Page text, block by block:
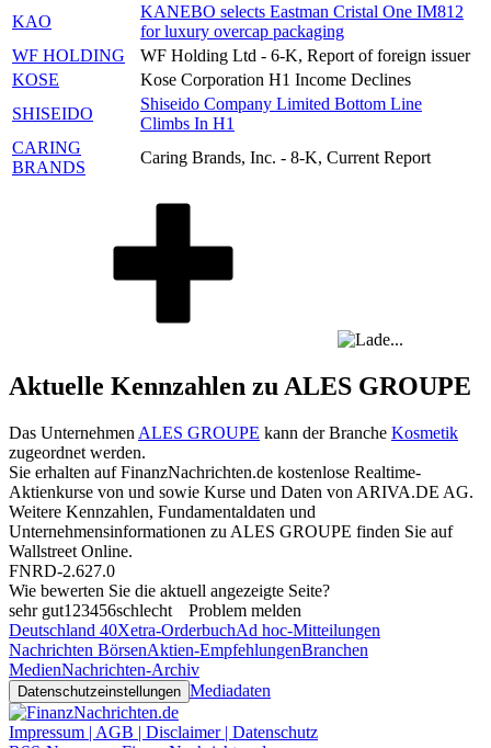
KAO
KANEBO selects Eastman Cristal One IM812
for luxury overcap packaging
WF HOLDING
WF Holding Ltd - 6-K, Report of foreign issuer
KOSE
Kose Corporation H1 Income Declines
SHISEIDO
Shiseido Company Limited Bottom Line
Climbs In H1
CARING
BRANDS
Caring Brands, Inc. - 8-K, Current Report
Aktuelle Kennzahlen zu ALES GROUPE
Das Unternehmen ALES GROUPE kann der Branche Kosmetik
zugeordnet werden.
Sie erhalten auf FinanzNachrichten.de kostenlose Realtime-
Aktienkurse von und sowie Kurse und Daten von ARIVA.DE AG.
Weitere Kennzahlen, Fundamentaldaten und
Unternehmensinformationen zu ALES GROUPE finden Sie auf
Wallstreet Online.
FNRD-2.627.0
Wie bewerten Sie die aktuell angezeigte Seite?
sehr gut1 23456schlecht
Problem melden
Deutschland 40Xetra-OrderbuchAd hoc-Mitteilungen
Nachrichten BörsenAktien-EmpfehlungenBranchen
MedienNachrichten-Archiv
Datenschutzeinstellungen Mediadaten
Impressum | AGB | Disclaimer | Datenschutz